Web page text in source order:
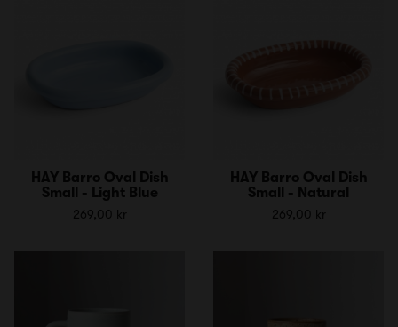
HAY Barro Oval Dish
Small - Light Blue
269,00 kr
HAY Barro Oval Dish
Small - Natural
269,00 kr